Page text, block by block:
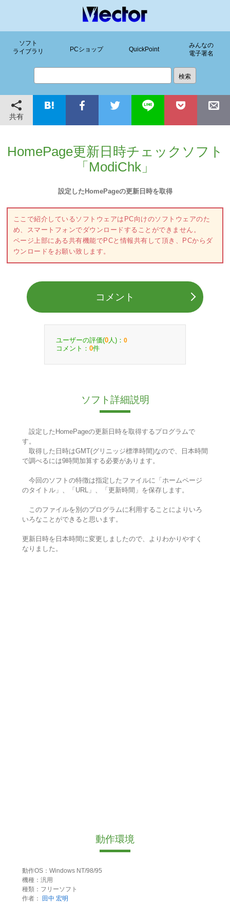
ソフト
ライブラリ
PCショップ QuickPoint
みんなの
電子署名
共有
HomePage更新日時チェックソフト
「ModiChk」
設定したHomePageの更新日時を取得
ここで紹介しているソフトウェアはPC向けのソフトウェアのた
め、スマートフォンでダウンロードすることができません。
ページ上部にある共有機能でPCと情報共有して頂き、PCからダ
ウンロードをお願い致します。
コメント
ユーザーの評価(0 人)： 0
コメント： 0件
ソフト詳細説明
設定したHomePageの更新日時を取得するプログラムで
す。
取得した日時はGMT(グリニッジ標準時間)なので、日本時間
で調べるには9時間加算する必要があります。
今回のソフトの特徴は指定したファイルに「ホームページ
のタイトル」、「URL」、「更新時間」を保存します。
このファイルを別のプログラムに利用することによりいろ
いろなことができると思います。
更新日時を日本時間に変更しましたので、よりわかりやすく
なりました。
動作環境
動作OS：Windows NT/98/95
機種：汎用
種類：フリーソフト
作者：
田中 宏明